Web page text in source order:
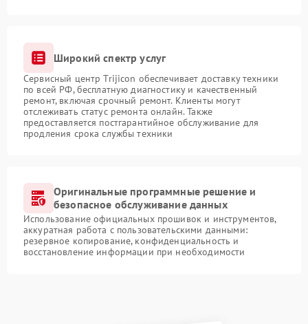
Широкий спектр услуг
Сервисный центр Trijicon обеспечивает доставку техники
по всей РФ, бесплатную диагностику и качественный
ремонт, включая срочный ремонт. Клиенты могут
отслеживать статус ремонта онлайн. Также
предоставляется постгарантийное обслуживание для
продления срока службы техники
Оригинальные программные решение и
безопасное обслуживание данных
Использование официальных прошивок и инструментов,
аккуратная работа с пользовательскими данными:
резервное копирование, конфиденциальность и
восстановление информации при необходимости